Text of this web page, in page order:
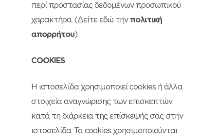
περί προστασίας δεδομένων προσωπικού
χαρακτήρα. (Δείτε εδώ την πολιτική
απορρήτου)
COOKIES
Η ιστοσελίδα χρησιμοποιεί cookies ή άλλα
στοιχεία αναγνώρισης των επισκεπτών
κατά τη διάρκεια της επίσκεψής σας στην
ιστοσελίδα. Τα cookies χρησιμοποιούνται